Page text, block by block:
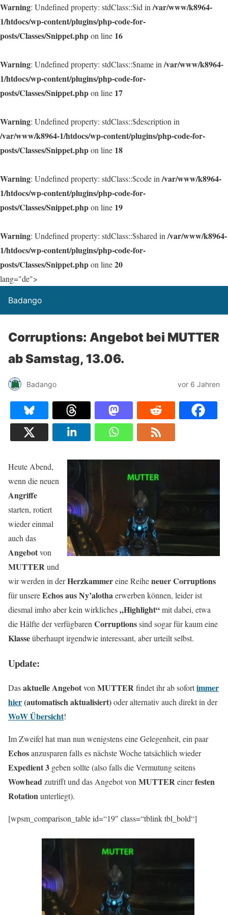
Warning: Undefined property: stdClass::$id in /var/www/k8964-
1/htdocs/wp-content/plugins/php-code-for-
posts/Classes/Snippet.phpon line 16
Warning: Undefined property: stdClass::$name in /var/www/k8964-
1/htdocs/wp-content/plugins/php-code-for-
posts/Classes/Snippet.phpon line 17
Warning: Undefined property: stdClass::$description in
/var/www/k8964-1/htdocs/wp-content/plugins/php-code-for-
posts/Classes/Snippet.phpon line 18
Warning: Undefined property: stdClass::$code in /var/www/k8964-
1/htdocs/wp-content/plugins/php-code-for-
posts/Classes/Snippet.phpon line 19
Warning: Undefined property: stdClass::$shared in /var/www/k8964-
1/htdocs/wp-content/plugins/php-code-for-
posts/Classes/Snippet.phpon line20
lang="de">
Badango
Corruptions: Angebot bei MUTTER
ab Samstag, 13.06.
Badango vor 6 Jahren
Heute Abend,
wenn die neuen
Angriffe
starten, rotiert
wieder einmal
auch das
Angebotvon
MUTTERund
wir werden in derHerzkammereine Reiheneuer Corruptions
für unsereEchos aus Ny’alothaerwerben können, leider ist
diesmal imho aber kein wirkliches„Highlight“mit dabei, etwa
die Hälfte der verfügbaren Corruptionssind sogar für kaum eine
Klasseüberhaupt irgendwie interessant, aber urteilt selbst.
Update:
Dasaktuelle AngebotvonMUTTERfindet ihr ab sofortimmer
hier(automatisch aktualisiert)oder alternativ auch direkt in der
WoW Übersicht!
Im Zweifel hat man nun wenigstens eine Gelegenheit, ein paar
Echosanzusparen falls es nächste Woche tatsächlich wieder
Expedient 3 geben sollte (also falls die Vermutung seitens
Wowheadzutrifft und das Angebot vonMUTTEReinerfesten
Rotationunterliegt).
[wpsm_comparison_table id=“19″ class=“tblink tbl_bold“]